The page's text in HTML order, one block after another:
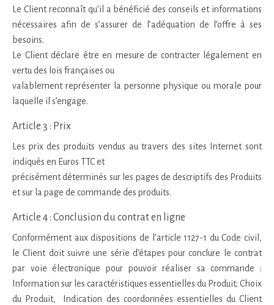
Le Client reconnaît qu’il a bénéficié des conseils et informations
nécessaires afin de s’assurer de l’adéquation de l’offre à ses
besoins.
Le Client déclare être en mesure de contracter légalement en
vertu des lois françaises ou
valablement représenter la personne physique ou morale pour
laquelle il s’engage.
Article 3 : Prix
Les prix des produits vendus au travers des sites Internet sont
indiqués en Euros TTC et
précisément déterminés sur les pages de descriptifs des Produits
et sur la page de commande des produits.
Article 4 : Conclusion du contrat en ligne
Conformément aux dispositions de l’article 1127-1 du Code civil,
le Client doit suivre une série d’étapes pour conclure le contrat
par voie électronique pour pouvoir réaliser sa commande :
Information sur les caractéristiques essentielles du Produit; Choix
du Produit, Indication des coordonnées essentielles du Client